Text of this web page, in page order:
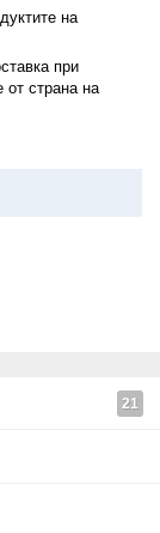
на
при
от страна на
21